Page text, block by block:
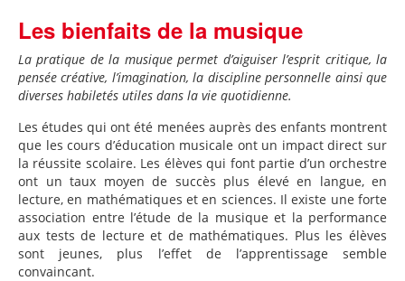
Les bienfaits de la musique
La pratique de la musique permet d’aiguiser l’esprit critique, la
pensée créative, l’imagination, la discipline personnelle ainsi que
diverses habiletés utiles dans la vie quotidienne.
Les études qui ont été menées auprès des enfants montrent
que les cours d’éducation musicale ont un impact direct sur
la réussite scolaire. Les élèves qui font partie d’un orchestre
ont un taux moyen de succès plus élevé en langue, en
lecture, en mathématiques et en sciences. Il existe une forte
association entre l’étude de la musique et la performance
aux tests de lecture et de mathématiques. Plus les élèves
sont jeunes, plus l’effet de l’apprentissage semble
convaincant.